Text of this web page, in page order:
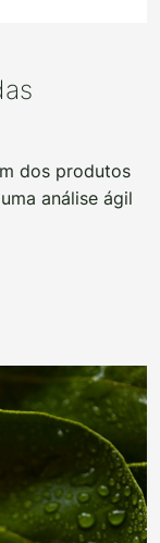
dos produtos
análise ágil